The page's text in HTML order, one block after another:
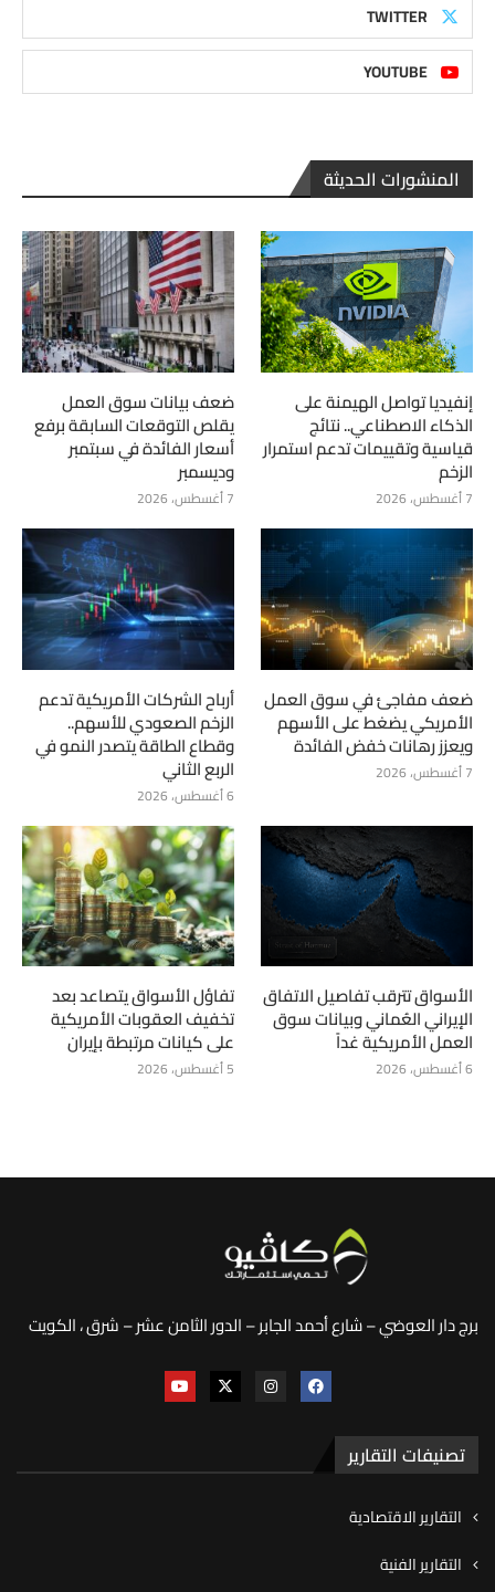
TWITTER
YOUTUBE
المنشورات الحديثة
إنفيديا تواصل الهيمنة على
الذكاء الاصطناعي.. نتائج
قياسية وتقييمات تدعم استمرار
الزخم
7 أغسطس، 2026
ضعف بيانات سوق العمل
يقلص التوقعات السابقة برفع
أسعار الفائدة في سبتمبر
وديسمبر
7 أغسطس، 2026
ضعف مفاجئ في سوق العمل
الأمريكي يضغط على الأسهم
ويعزز رهانات خفض الفائدة
7 أغسطس، 2026
أرباح الشركات الأمريكية تدعم
الزخم الصعودي للأسهم..
وقطاع الطاقة يتصدر النمو في
الربع الثاني
6 أغسطس، 2026
الأسواق تترقب تفاصيل الاتفاق
الإيراني العُماني وبيانات سوق
العمل الأمريكية غداً
6 أغسطس، 2026
تفاؤل الأسواق يتصاعد بعد
تخفيف العقوبات الأمريكية
على كيانات مرتبطة بإيران
5 أغسطس، 2026
برج دار العوضي – شارع أحمد الجابر – الدور الثامن عشر – شرق ، الكويت
تصنيفات التقارير
التقارير الاقتصادية
التقارير الفنية